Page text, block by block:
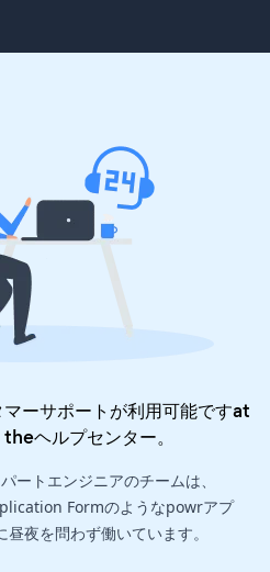
ーサポートが利用可能ですat
theヘルプセンター。
ートエンジニアのチームは、
Formのようなpowrアプ
夜を問わず働いています。